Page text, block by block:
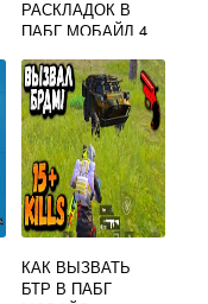
РАСКЛАДОК В
ПАБГ МОБАЙЛ 4
КАК ВЫЗВАТЬ
БТР В ПАБГ